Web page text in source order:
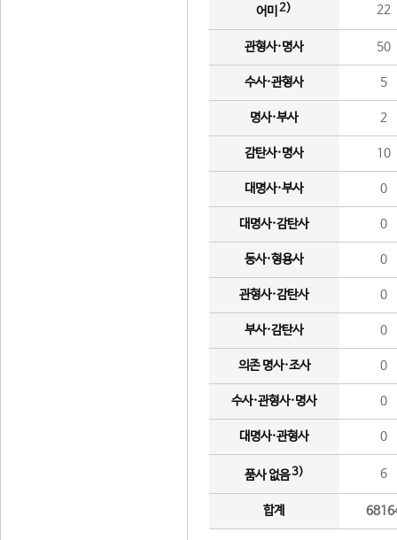
어미 2) 22
관형사·명사 50
수사·관형사 5
명사·부사 2
감탄사·명사 10
대명사·부사 0
대명사·감탄사 0
동사·형용사 0
관형사·감탄사 0
부사·감탄사 0
의존 명사·조사 0
수사·관형사·명사 0
대명사·관형사 0
품사 없음3) 6
합계